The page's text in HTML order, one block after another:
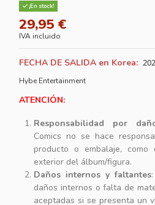
¡En stock!
29,95 €
IVA incluido
FECHA DE SALIDA en Korea:
Hybe Entertainment
ATENCIÓN:
Responsabilidad por
Comics no se hace
producto o embalaje,
exterior del álbum/figura.
Daños internos y faltantes
daños internos o falta de
aceptadas si se presenta un